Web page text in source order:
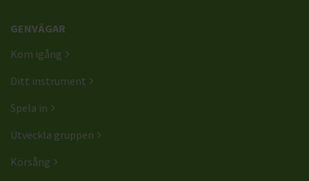
GENVÄGAR
Kom igång
Ditt instrument
Spela in
Utveckla gruppen
Körsång